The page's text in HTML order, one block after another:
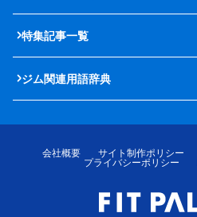
特集記事一覧
ジム関連用語辞典
会社概要 サイト制作ポリシー
プライバシーポリシー